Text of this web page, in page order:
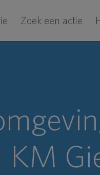
Zoek een actie
KM